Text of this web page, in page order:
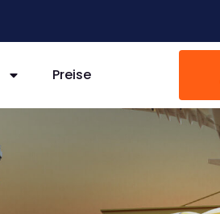
Preise